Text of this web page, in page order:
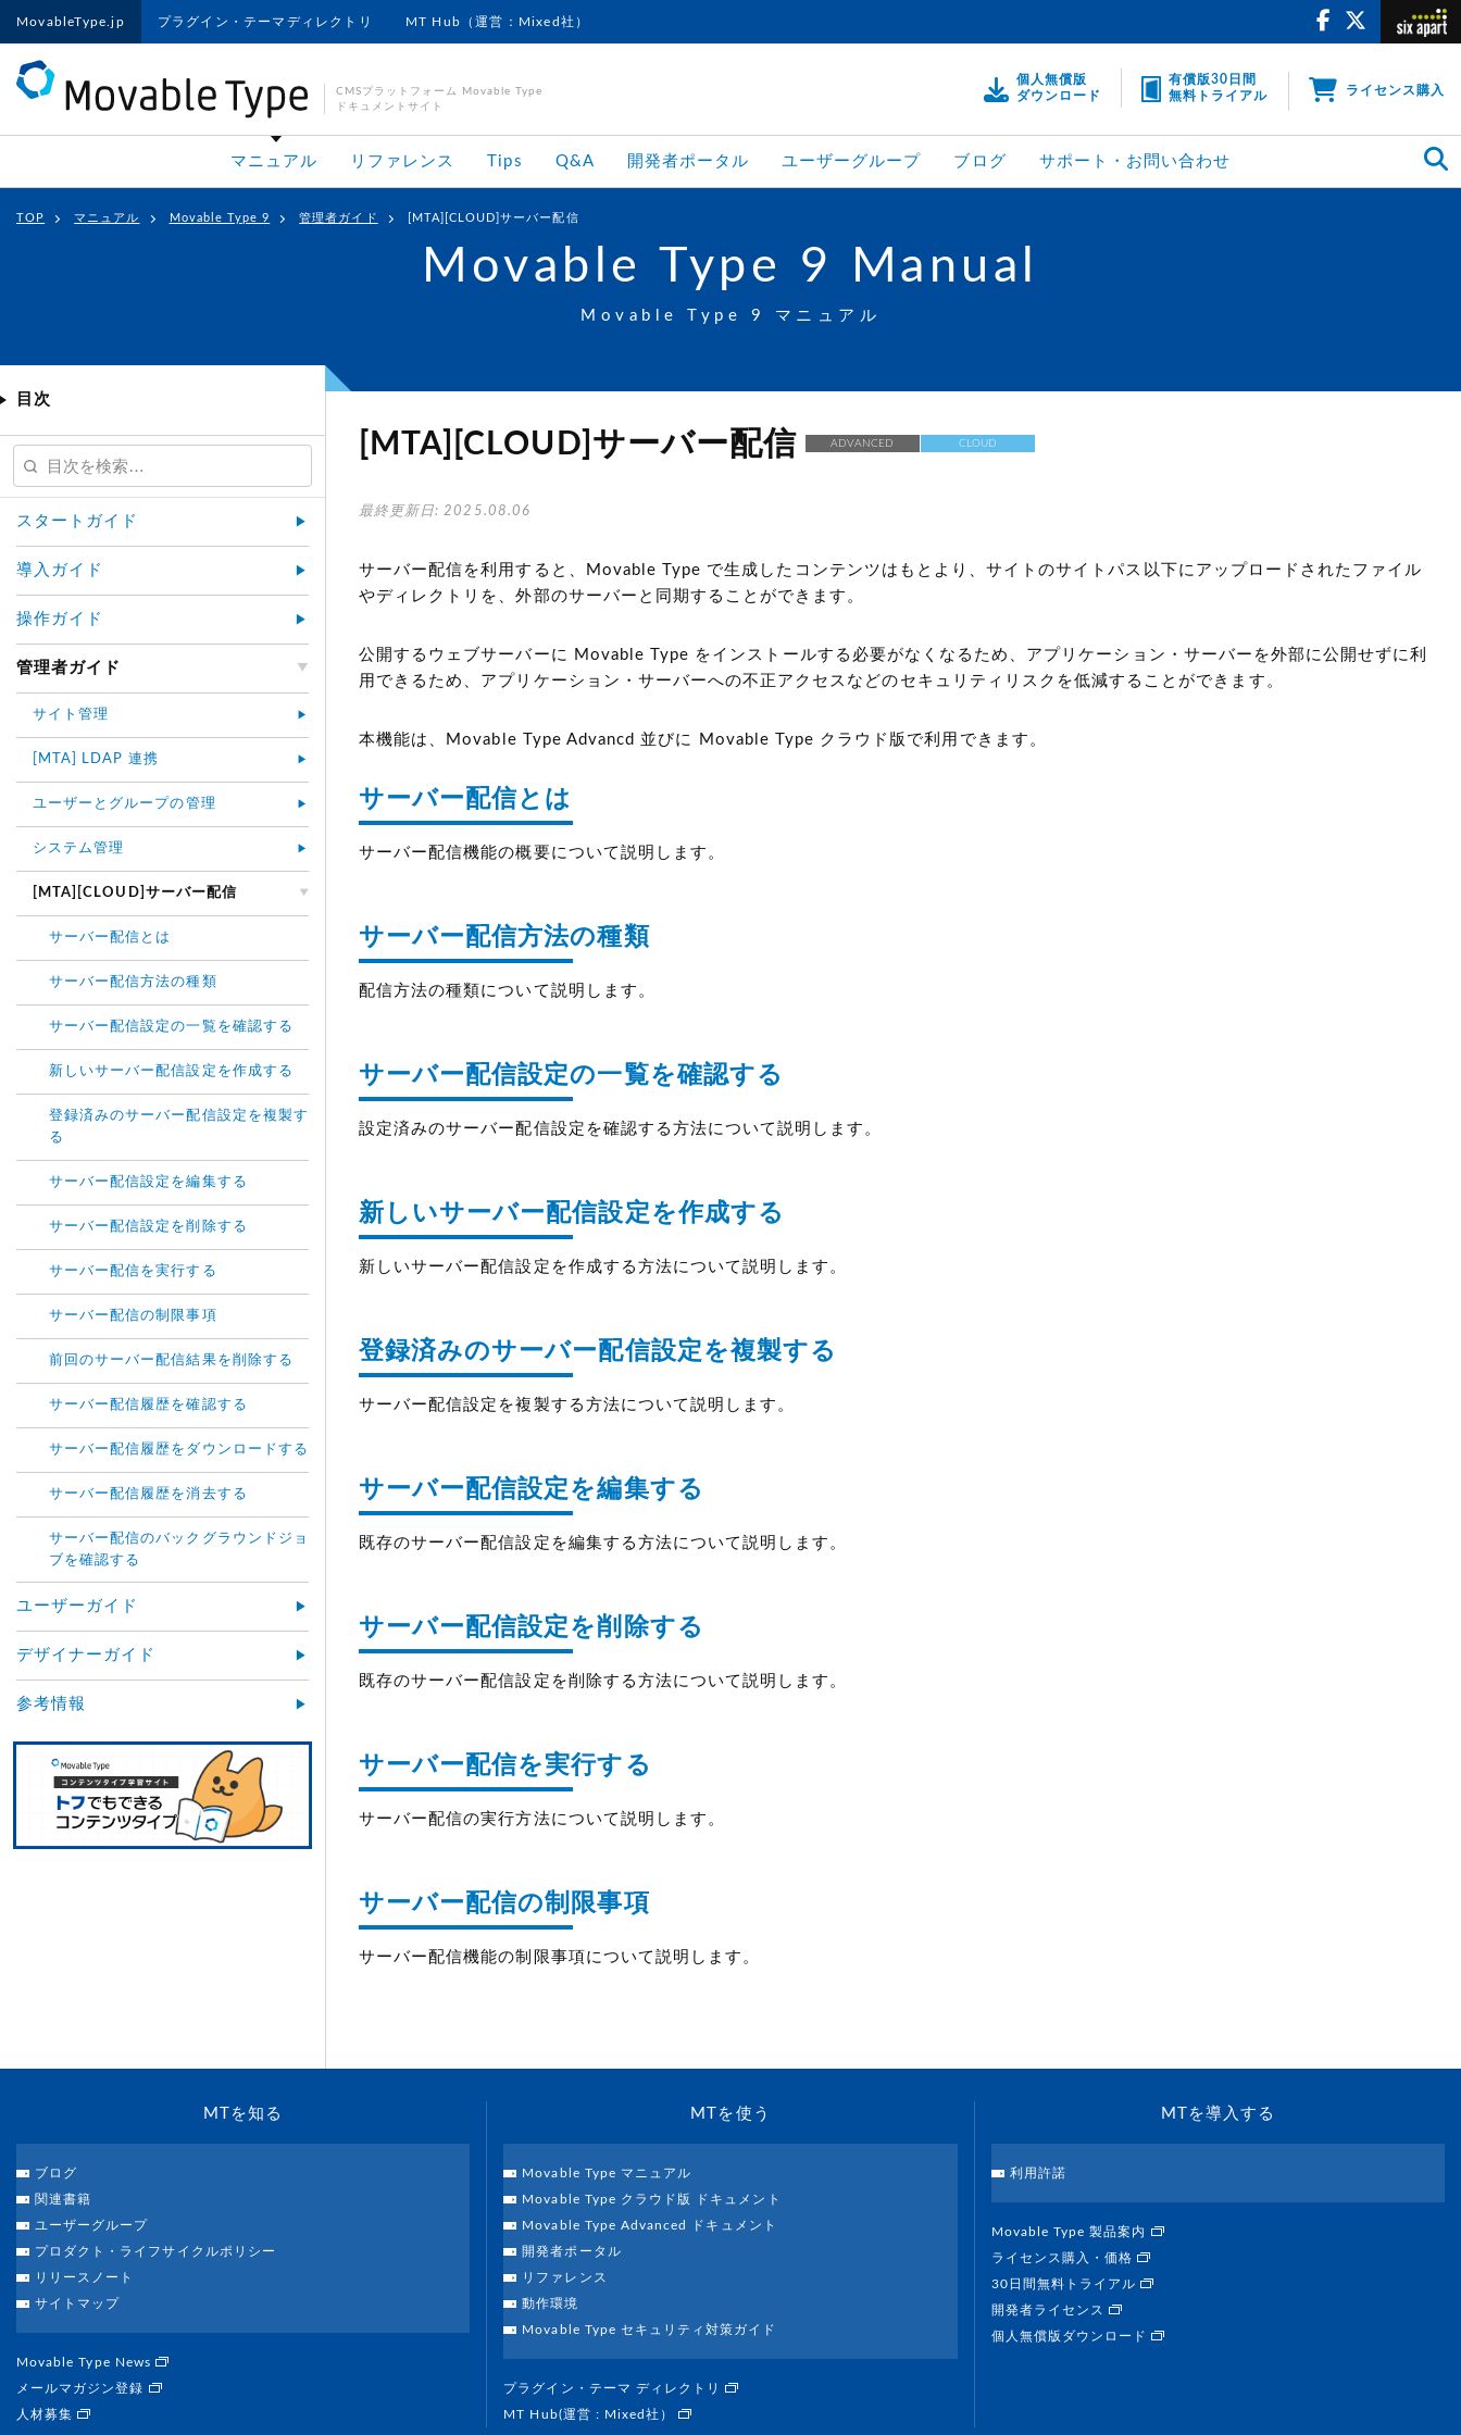
MovableType.jp プラグイン・テーマディレクトリ MT Hub（運営：Mixed社）
CMSプラットフォーム Movable Type
ドキュメントサイト
個人無償版
ダウンロード
有償版30日間
無料トライアル
ライセンス購入
マニュアル リファレンス Tips Q&A 開発者ポータル ユーザーグループ ブログ サポート・お問い合わせ
TOP マニュアル Movable Type 9 管理者ガイド [MTA][CLOUD]サーバー配信
Movable Type 9 Manual
Movable Type 9 マニュアル
[MTA][CLOUD]サーバー配信 ADVANCED CLOUD
最終更新日: 2025.08.06
サーバー配信を利用すると、Movable Type で生成したコンテンツはもとより、サイトのサイトパス以下にアップロードされたファイル
やディレクトリを、外部のサーバーと同期することができます。
公開するウェブサーバーに Movable Type をインストールする必要がなくなるため、アプリケーション・サーバーを外部に公開せずに利
用できるため、アプリケーション・サーバーへの不正アクセスなどのセキュリティリスクを低減することができます。
本機能は、Movable Type Advancd 並びに Movable Type クラウド版で利用できます。
サーバー配信とは
サーバー配信機能の概要について説明します。
サーバー配信方法の種類
配信方法の種類について説明します。
サーバー配信設定の一覧を確認する
設定済みのサーバー配信設定を確認する方法について説明します。
新しいサーバー配信設定を作成する
新しいサーバー配信設定を作成する方法について説明します。
登録済みのサーバー配信設定を複製する
サーバー配信設定を複製する方法について説明します。
サーバー配信設定を編集する
既存のサーバー配信設定を編集する方法について説明します。
サーバー配信設定を削除する
既存のサーバー配信設定を削除する方法について説明します。
サーバー配信を実行する
サーバー配信の実行方法について説明します。
サーバー配信の制限事項
サーバー配信機能の制限事項について説明します。
目次
スタートガイド
導入ガイド
操作ガイド
管理者ガイド
サイト管理
[MTA] LDAP 連携
ユーザーとグループの管理
システム管理
[MTA][CLOUD]サーバー配信
サーバー配信とは
サーバー配信方法の種類
サーバー配信設定の一覧を確認する
新しいサーバー配信設定を作成する
登録済みのサーバー配信設定を複製す
る
サーバー配信設定を編集する
サーバー配信設定を削除する
サーバー配信を実行する
サーバー配信の制限事項
前回のサーバー配信結果を削除する
サーバー配信履歴を確認する
サーバー配信履歴をダウンロードする
サーバー配信履歴を消去する
サーバー配信のバックグラウンドジョ
ブを確認する
ユーザーガイド
デザイナーガイド
参考情報
MTを知る
ブログ
関連書籍
ユーザーグループ
プロダクト・ライフサイクルポリシー
リリースノート
サイトマップ
Movable Type News
メールマガジン登録
人材募集
MTを使う
Movable Type マニュアル
Movable Type クラウド版 ドキュメント
Movable Type Advanced ドキュメント
開発者ポータル
リファレンス
動作環境
Movable Type セキュリティ対策ガイド
プラグイン・テーマ ディレクトリ
MT Hub(運営 : Mixed社）
MTを導入する
利用許諾
Movable Type 製品案内
ライセンス購入・価格
30日間無料トライアル
開発者ライセンス
個人無償版ダウンロード